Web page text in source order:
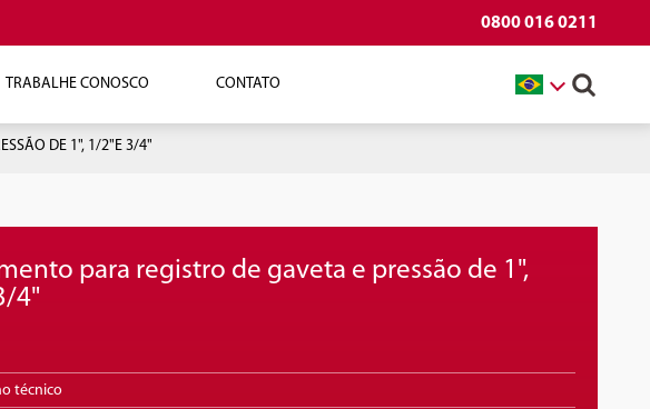
0800 016 0211
TRABALHE CONOSCO CONTATO
DE 1", 1/2"E 3/4"
para registro de gaveta e pressão de 1",
4"
técnico